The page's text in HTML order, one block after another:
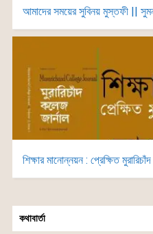
আমাদের সময়ের সুবিনয় মুস্তফী ||
শিক্ষার মানোন্নয়ন : প্রেক্ষিত
কথাবার্তা